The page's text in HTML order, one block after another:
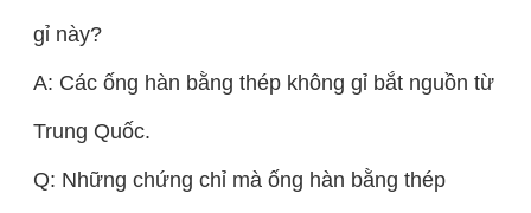
gỉ này?
A: Các ống hàn bằng thép không gỉ bắt nguồn từ
Trung Quốc.
Q: Những chứng chỉ mà ống hàn bằng thép